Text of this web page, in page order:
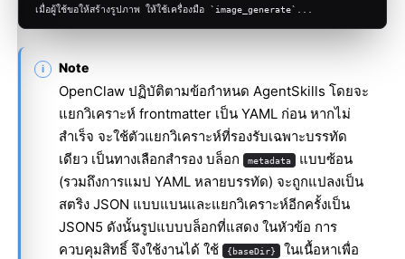
เมื่อผู้ใช้ขอให้สร้างรูปภาพ ให้ใช้เครื่องมือ `image_generate`
Note
OpenClaw ปฏิบัติตามข้อกำหนด AgentSkills โดยจะ
แยกวิเคราะห์ frontmatter เป็น YAML ก่อน หากไม่
สำเร็จ จะใช้ตัวแยกวิเคราะห์ที่รองรับเฉพาะบรรทัด
เดียว เป็นทางเลือกสำรอง บล็อก
metadata แบบซ้อน
(รวมถึงการแมป YAML หลายบรรทัด) จะถูกแปลงเป็น
สตริง JSON แบบแบนและแยกวิเคราะห์อีกครั้งเป็น
JSON5 ดังนั้นรูปแบบบล็อกที่แสดง ในหัวข้อ การ
ควบคุมสิทธิ์ จึงใช้งานได้ ใช้ {baseDir} ในเนื้อหาเพื่อ